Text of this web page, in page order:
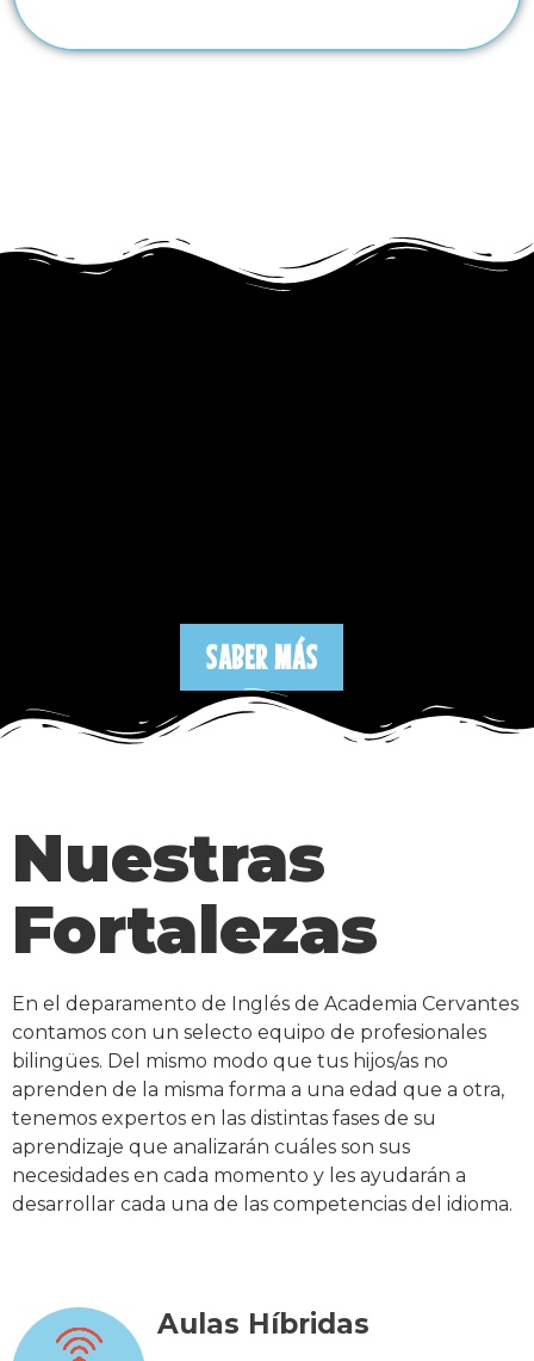
SABER MÁS
Nuestras
Fortalezas
En el deparamento de Inglés de Academia Cervantes
contamos con un selecto equipo de profesionales
bilingües. Del mismo modo que tus hijos/as no
aprenden de la misma forma a una edad que a otra,
tenemos expertos en las distintas fases de su
aprendizaje que analizarán cuáles son sus
necesidades en cada momento y les ayudarán a
desarrollar cada una de las competencias del idioma.
Aulas Híbridas